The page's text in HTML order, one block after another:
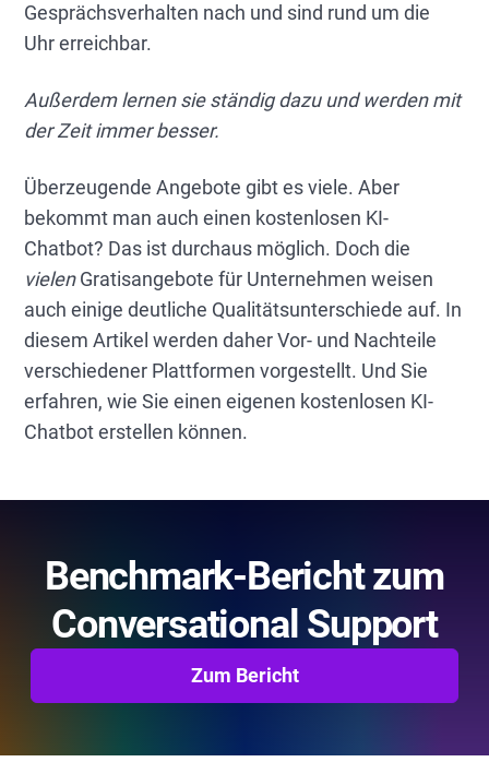
Gesprächsverhalten nach und sind rund um die
Uhr erreichbar.
Außerdem lernen sie ständig dazu und werden mit
der Zeit immer besser.
Überzeugende Angebote gibt es viele. Aber
bekommt man auch einen kostenlosen KI-
Chatbot? Das ist durchaus möglich. Doch die
vielenGratisangebote für Unternehmen weisen
auch einige deutliche Qualitätsunterschiede auf. In
diesem Artikel werden daher Vor- und Nachteile
verschiedener Plattformen vorgestellt. Und Sie
erfahren, wie Sie einen eigenen kostenlosen KI-
Chatbot erstellen können.
Benchmark-Bericht zum
Conversational Support
Zum Bericht